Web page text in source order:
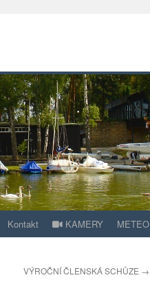
Kontakt KAMERY METEO
VÝROČNÍ ČLENSKÁ SCHŮZE →